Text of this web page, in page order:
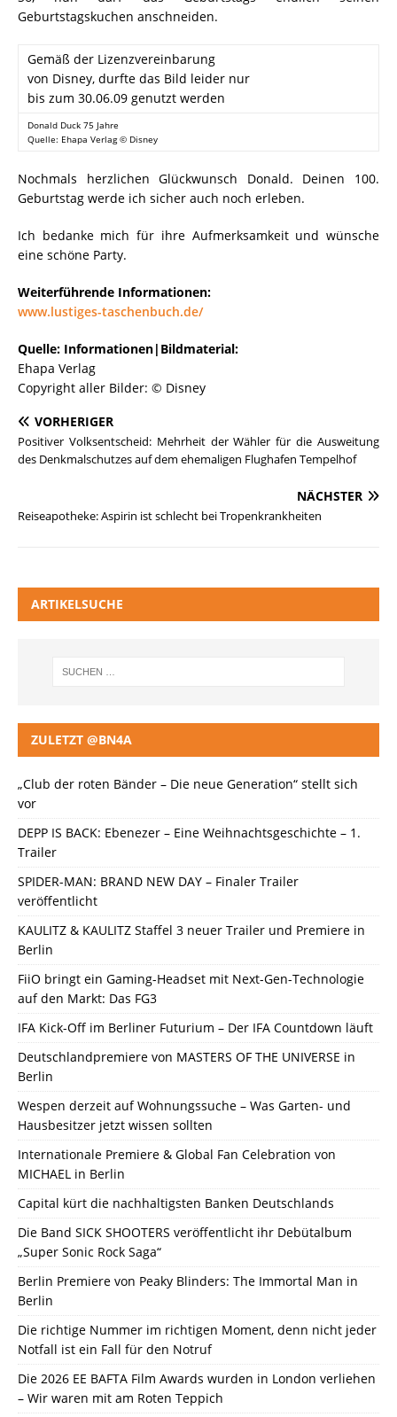
Geburtstagskuchen anschneiden.
Gemäß der Lizenzvereinbarung
von Disney, durfte das Bild leider nur
bis zum 30.06.09 genutzt werden
Donald Duck 75 Jahre
Quelle: Ehapa Verlag © Disney
Nochmals herzlichen Glückwunsch Donald. Deinen 100.
Geburtstag werde ich sicher auch noch erleben.
Ich bedanke mich für ihre Aufmerksamkeit und wünsche
eine schöne Party.
Weiterführende Informationen:
www.lustiges-taschenbuch.de/
Quelle: Informationen|Bildmaterial:
Ehapa Verlag
Copyright aller Bilder: © Disney
VORHERIGER
Positiver Volksentscheid: Mehrheit der Wähler für die Ausweitung
des Denkmalschutzes auf dem ehemaligen Flughafen Tempelhof
NÄCHSTER
Reiseapotheke: Aspirin ist schlecht bei Tropenkrankheiten
ARTIKELSUCHE
ZULETZT @BN4A
„Club der roten Bänder – Die neue Generation“ stellt sich
vor
DEPP IS BACK: Ebenezer – Eine Weihnachtsgeschichte – 1.
Trailer
SPIDER-MAN: BRAND NEW DAY – Finaler Trailer
veröffentlicht
KAULITZ & KAULITZ Staffel 3 neuer Trailer und Premiere in
Berlin
FiiO bringt ein Gaming-Headset mit Next-Gen-Technologie
auf den Markt: Das FG3
IFA Kick-Off im Berliner Futurium – Der IFA Countdown läuft
Deutschlandpremiere von MASTERS OF THE UNIVERSE in
Berlin
Wespen derzeit auf Wohnungssuche – Was Garten- und
Hausbesitzer jetzt wissen sollten
Internationale Premiere & Global Fan Celebration von
MICHAEL in Berlin
Capital kürt die nachhaltigsten Banken Deutschlands
Die Band SICK SHOOTERS veröffentlicht ihr Debütalbum
„Super Sonic Rock Saga“
Berlin Premiere von Peaky Blinders: The Immortal Man in
Berlin
Die richtige Nummer im richtigen Moment, denn nicht jeder
Notfall ist ein Fall für den Notruf
Die 2026 EE BAFTA Film Awards wurden in London verliehen
– Wir waren mit am Roten Teppich